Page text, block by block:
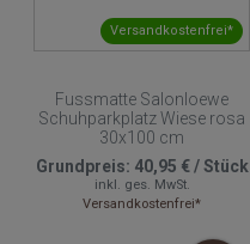
Versandkostenfrei*
Fussmatte Salonloewe
Schuhparkplatz Wiese rosa
30x100 cm
Grundpreis: 40,95 €/Stück
inkl. ges. MwSt.
Versandkostenfrei*